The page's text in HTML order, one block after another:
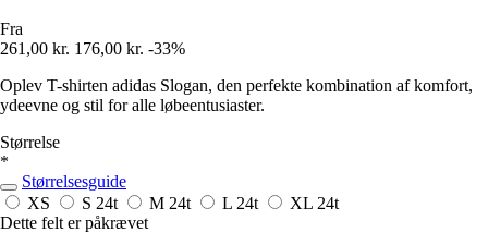
Fra
261,00 kr. 176,00 kr. -33%
Oplev T-shirten adidas Slogan, den perfekte kombination af komfort,
ydeevne og stil for alle løbeentusiaster.
Størrelse
*
Størrelsesguide
XS
S 24t M 24t L 24t XL 24t
Dette felt er påkrævet